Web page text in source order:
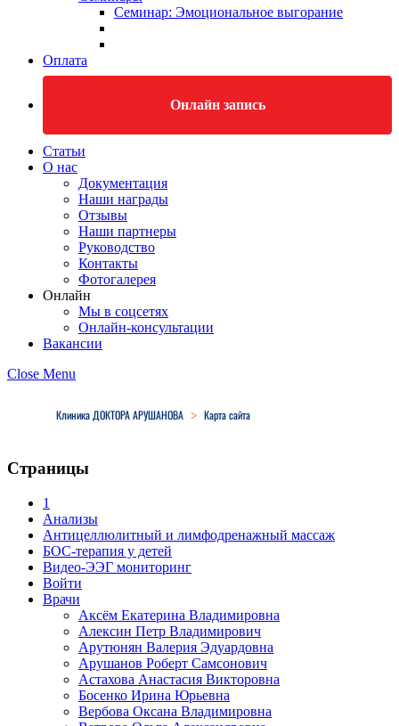
Семинар: Эмоциональное выгорание
Оплата
Онлайн запись
Статьи
О нас
Документация
Наши награды
Отзывы
Наши партнеры
Руководство
Контакты
Фотогалерея
Онлайн
Мы в соцсетях
Онлайн-консультации
Вакансии
Close Menu
Клиника ДОКТОРА АРУШАНОВА > Карта сайта
Страницы
1
Анализы
Антицеллюлитный и лимфодренажный массаж
БОС-терапия у детей
Видео-ЭЭГ мониторинг
Войти
Врачи
Аксём Екатерина Владимировна
Алексин Петр Владимирович
Арутюнян Валерия Эдуардовна
Арушанов Роберт Самсонович
Астахова Анастасия Викторовна
Босенко Ирина Юрьевна
Вербова Оксана Владимировна